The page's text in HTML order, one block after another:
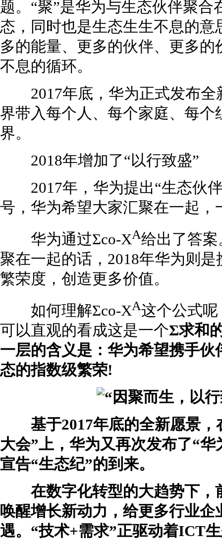
题。“聚”是华为与生态伙伴聚
态，同时也是生态生生不息的
多的能量、更多的伙伴、更多
不息的循环。
2017年底，华为正式发布全
界带入每个人、每个家庭、每
界。
2018年增加了“以行致盛”
2017年，华为提出“生态伙伴
号，华为希望大家汇聚在一起，
华为通过Σco-XA给出了答
聚在一起的话，2018年华为则
繁荣度，创造更多价值。
如何理解Σco-XA这个公式
可以直观的看成这是一个Σ求和
一层的含义是：华为希望携手
态的指数级繁荣!
基于2017年底的全新愿景，
大会”上，华为又再次发布了“
宣告“生态纪”的到来。
在数字化转型的大趋势下，
唤醒增长新动力，给更多行业
遇。“技术+需求”正驱动着ICT